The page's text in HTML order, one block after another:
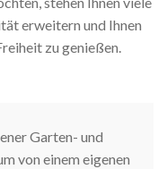
erweitern und Ihnen
zu genießen.
Garten- und
von einem eigenen